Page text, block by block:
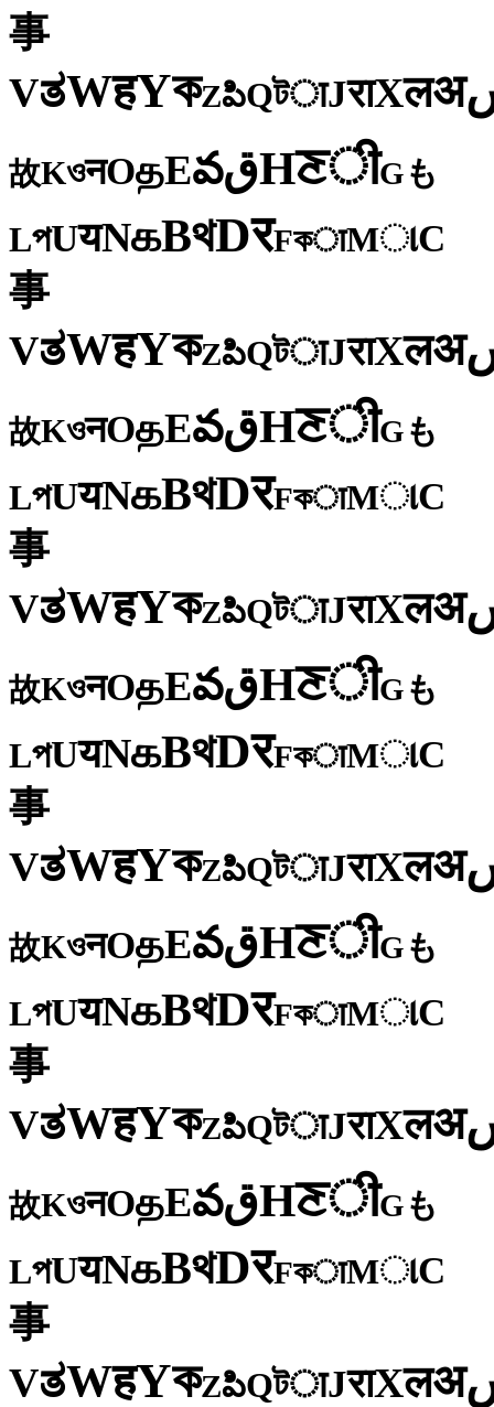
事
VತWहYকZపిQটाJराXलअ
故KওनOதEవقHਣीGも
LপUयNகBথDरFকाMાC
事
VತWहYকZపిQটाJराXलअ
故KওनOதEవقHਣीGも
LপUयNகBথDरFকाMાC
事
VತWहYকZపిQটाJराXलअ
故KওनOதEవقHਣीGも
LপUयNகBথDरFকाMાC
事
VತWहYকZపిQটाJराXलअ
故KওनOதEవقHਣीGも
LপUयNகBথDरFকाMાC
事
VತWहYকZపిQটाJराXलअ
故KওनOதEవقHਣीGも
LপUयNகBথDरFকाMાC
事
VತWहYকZపిQটाJराXलअ